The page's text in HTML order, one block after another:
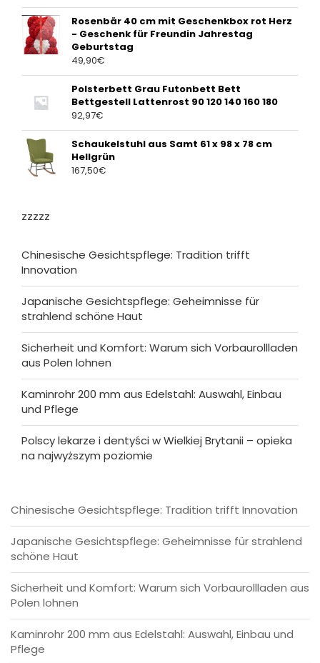
Rosenbär 40 cm mit Geschenkbox rot Herz
- Geschenk für Freundin Jahrestag
Geburtstag
49,90€
Polsterbett Grau Futonbett Bett
Bettgestell Lattenrost 90 120 140 160 180
92,97€
Schaukelstuhl aus Samt 61 x 98 x 78 cm
Hellgrün
167,50€
zzzzz
Chinesische Gesichtspflege: Tradition trifft
Innovation
Japanische Gesichtspflege: Geheimnisse für
strahlend schöne Haut
Sicherheit und Komfort: Warum sich Vorbaurollladen
aus Polen lohnen
Kaminrohr 200 mm aus Edelstahl: Auswahl, Einbau
und Pflege
Polscy lekarze i dentyści w Wielkiej Brytanii – opieka
na najwyższym poziomie
Chinesische Gesichtspflege: Tradition trifft Innovation
Japanische Gesichtspflege: Geheimnisse für strahlend
schöne Haut
Sicherheit und Komfort: Warum sich Vorbaurollladen aus
Polen lohnen
Kaminrohr 200 mm aus Edelstahl: Auswahl, Einbau und
Pflege